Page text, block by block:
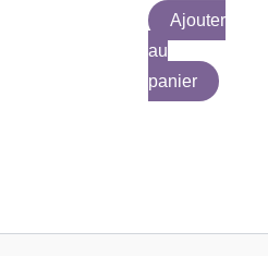
Ajouter
au
panier